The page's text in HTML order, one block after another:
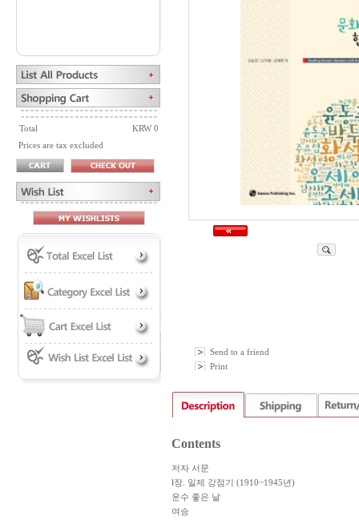
Total
KRW 0
Prices are tax excluded
Send to a friend
Print
Contents
저자 서문
Ⅰ장. 일제 강점기 (1910~1945년)
운수 좋은 날
여승